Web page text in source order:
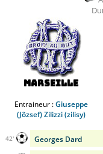
Marseille
Entraineur :Giuseppe
(Jõzsef) Zilizzi (zilisy)
Georges Dard
42'